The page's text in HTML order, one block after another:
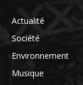
Actualité
Société
Environnement
Musique